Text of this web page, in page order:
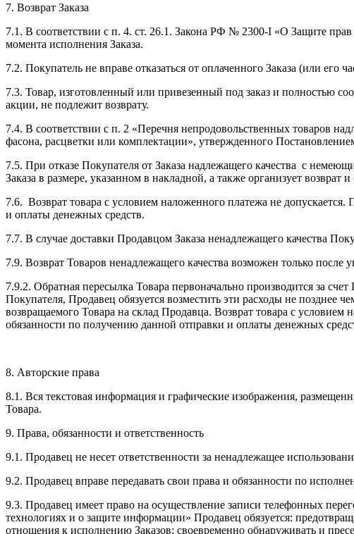
7. Возврат Заказа
7.1. В соответствии с п. 4. ст. 26.1. Закона РФ № 2300-I «О Защите прав
момента исполнения Заказа.
7.2. Покупатель не вправе отказаться от оплаченного Заказа (или
7.3. Товар, изготовленный или привезенный под заказ и полностью
акции, не подлежит возврату.
7.4. В соответствии с п. 2 «Перечня непродовольственных товаров
фасона, расцветки или комплектации», утвержденного
7.5. При отказе Покупателя от Заказа надлежащего качества с
Заказа в размере, указанном в накладной, а также организует возврат
7.6. Возврат товара с условием наложенного платежа не
и оплаты денежных средств.
7.7. В случае доставки Продавцом Заказа ненадлежащего качества
7.9. Возврат Товаров ненадлежащего качества возможен только
7.9.2. Обратная пересылка Товара первоначально производится за
Покупателя, Продавец обязуется возместить эти расходы не позднее
возвращаемого Товара на склад Продавца. Возврат товара с
обязанности по получению данной отправки и оплаты денежных
8. Авторские права
8.1. Вся текстовая информация и графические изображения,
Товара.
9. Права, обязанности и ответственность
9.1. Продавец не несет ответственности за ненадлежащее
9.2. Продавец вправе передавать свои права и обязанности по
9.3. Продавец имеет право на осуществление записи телефонных
технологиях и о защите информации» Продавец обязуется:
отношения к исполнению Заказов; своевременно обнаруживать и